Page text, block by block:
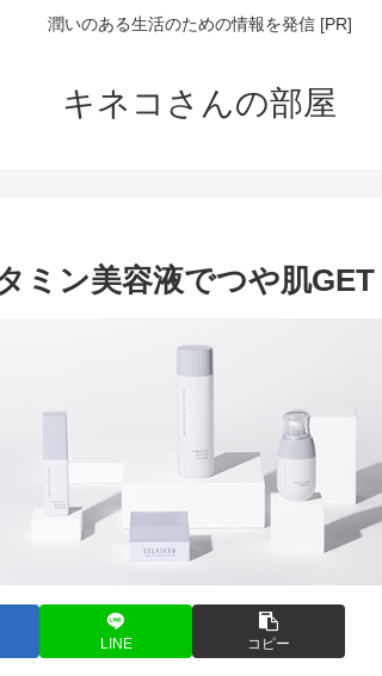
潤いのある生活のための情報を発信 [PR]
キネコさんの部屋
ミン美容液でつや肌GET
LINE コピー